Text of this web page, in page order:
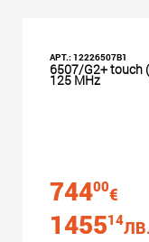
АРТ.: 12226507B1
6507/G2+ touch
125 MHz
74400€
145514